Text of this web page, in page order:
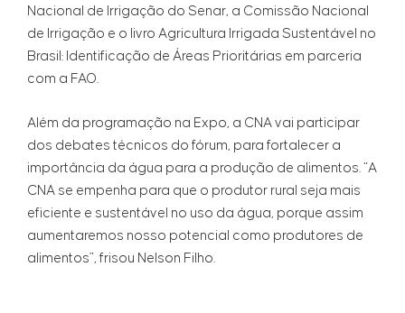
Nacional de Irrigação do Senar, a Comissão Nacional
de Irrigação e o livro Agricultura Irrigada Sustentável no
Brasil: Identificação de Áreas Prioritárias em parceria
com a FAO.
Além da programação na Expo, a CNA vai participar
dos debates técnicos do fórum, para fortalecer a
importância da água para a produção de alimentos. “A
CNA se empenha para que o produtor rural seja mais
eficiente e sustentável no uso da água, porque assim
aumentaremos nosso potencial como produtores de
alimentos”, frisou Nelson Filho.